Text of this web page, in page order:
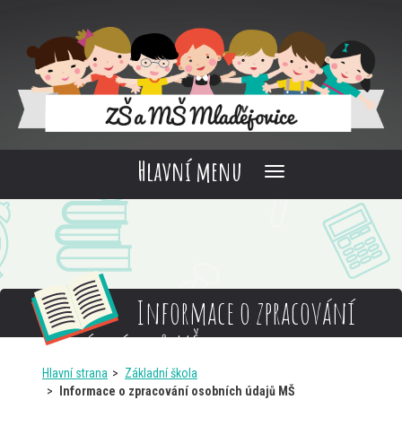
Hlavní menu
Informace o zpracování
osobních údajů MŠ
Hlavní strana
Základní škola
Informace o zpracování osobních údajů MŠ